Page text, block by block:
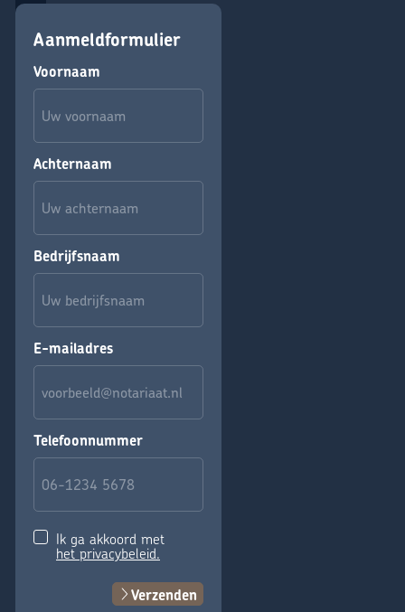
Aanmeldformulier
Voornaam
Achternaam
Bedrijfsnaam
E-mailadres
Telefoonnummer
Ik ga akkoord met
het privacybeleid.
Verzenden